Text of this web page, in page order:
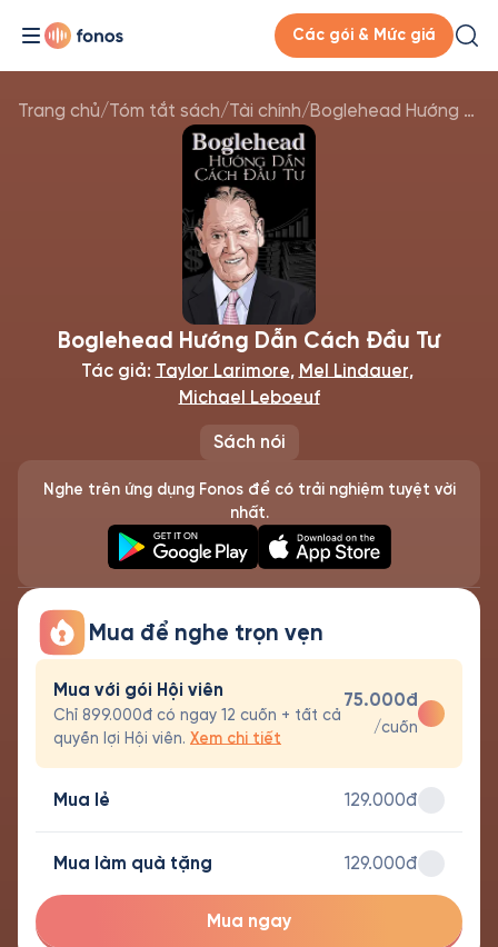
Các gói & Mức giá
Trang chủ/Tóm tắt sách/Tài chính/ Boglehead Hướng Dẫn Cách Đầu Tư
Sách nói
Boglehead Hướng Dẫn Cách Đầu Tư
Tác giả: Taylor Larimore, Mel Lindauer,
Michael Leboeuf
Nghe trên ứng dụng Fonos để có trải nghiệm tuyệt vời
nhất.
Mua để nghe trọn vẹn
Mua với gói Hội viên
Chỉ 899.000đ có ngay 12 cuốn + tất cả
quyền lợi Hội viên. Xem chi tiết
75.000đ
/cuốn
Mua lẻ 129.000đ
Mua làm quà tặng 129.000đ
Mua ngay